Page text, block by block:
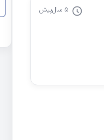
5 سال پیش